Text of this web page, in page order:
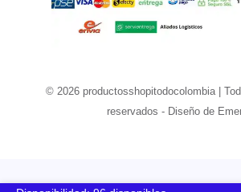
© 2026 productosshopitodocolombia |
reservados - Diseño de